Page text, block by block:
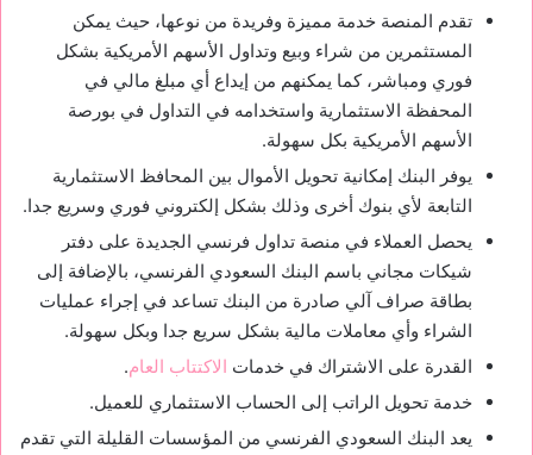
تقدم المنصة خدمة مميزة وفريدة من نوعها، حيث يمكن
المستثمرين من شراء وبيع وتداول الأسهم الأمريكية بشكل
فوري ومباشر، كما يمكنهم من إيداع أي مبلغ مالي في
المحفظة الاستثمارية واستخدامه في التداول في بورصة
الأسهم الأمريكية بكل سهولة.
يوفر البنك إمكانية تحويل الأموال بين المحافظ الاستثمارية
التابعة لأي بنوك أخرى وذلك بشكل إلكتروني فوري وسريع جدا.
يحصل العملاء في منصة تداول فرنسي الجديدة على دفتر
شيكات مجاني باسم البنك السعودي الفرنسي، بالإضافة إلى
بطاقة صراف آلي صادرة من البنك تساعد في إجراء عمليات
الشراء وأي معاملات مالية بشكل سريع جدا وبكل سهولة.
القدرة على الاشتراك في خدمات الاكتتاب العام.
خدمة تحويل الراتب إلى الحساب الاستثماري للعميل.
يعد البنك السعودي الفرنسي من المؤسسات القليلة التي تقدم